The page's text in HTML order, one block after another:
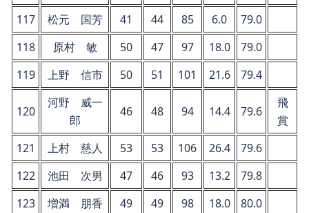
117
松元 国芳 41 44 85 6.0
79.0
118
原村 敏 50 47 97 18.0
79.0
119
上野 信市 50 51 101 21.6 79.4
120
河野 威一
郎
46 48 94 14.4 79.6
飛
賞
121
上村 慈人 53 53 106 26.4
79.6
122
池田 次男 47 46 93 13.2
79.8
123
増満 朋香 49 49 98 18.0 80.0